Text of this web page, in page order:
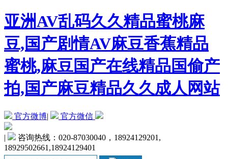
亚洲AV乱码久久精品蜜桃麻
豆,国产剧情AV麻豆香蕉精品
蜜桃,麻豆国产在线精品国偷产
拍,国产麻豆精品久久成人网站
官方微博| 官方微信
|
咨询热线：020-87030040，18924129201,
18929502661,18924129401